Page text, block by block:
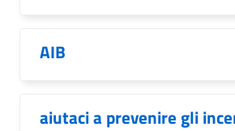
AIB
aiutaci a prevenire gli